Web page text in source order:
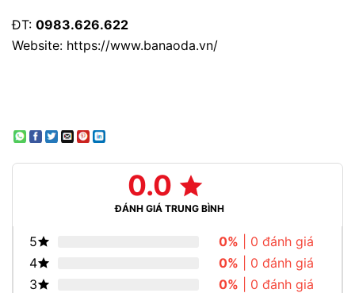
ĐT: 0983.626.622
Website: https://www.banaoda.vn/
0.0
ĐÁNH GIÁ TRUNG BÌNH
5 0% | 0 đánh giá
4
0% | 0 đánh giá
3
0% | 0 đánh giá